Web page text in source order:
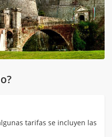
tarifas se incluyen las